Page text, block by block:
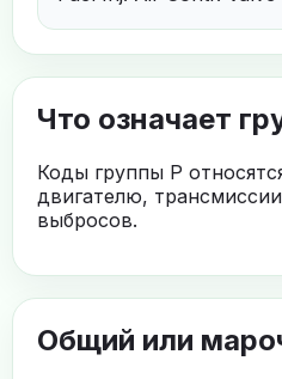
Что означает
Коды группы P
двигателю,
выбросов.
Общий или